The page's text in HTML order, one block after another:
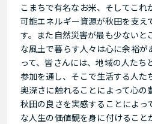
こまちで有名なお米、そしてこれ
可能エネルギー資源が秋田を支え
す。また自然災害が最も少ないと
な風土で暮らす人々は心に余裕が
って、皆さんには、地域の人たち
参加を通し、そこで生活する人た
奥深さに触れることによって心の
秋田の良さを実感することによっ
な人生の価値観を身に付けること